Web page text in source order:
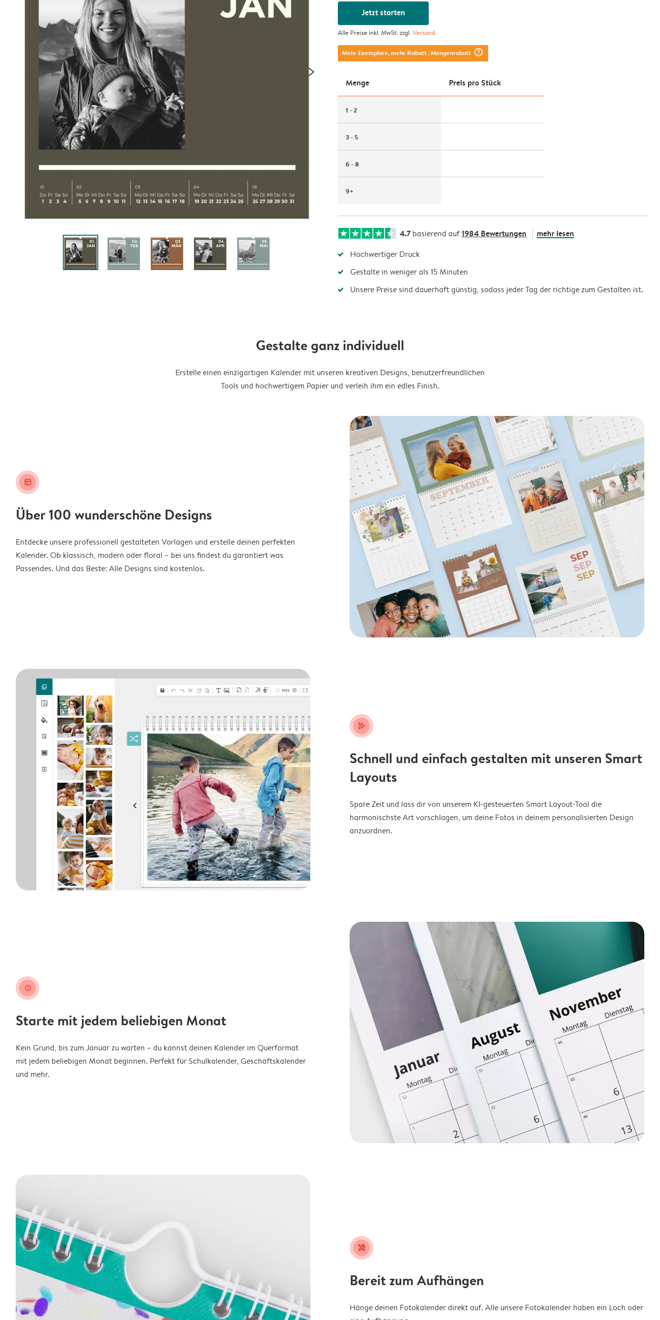
Jetzt starten
Alle Preise inkl. MwSt. zzgl.Versand
Mehr Exemplare, mehr Rabatt| Mengenrabatt question_mark_circle
Menge Preis pro Stück
1 - 2
3 - 5
6 - 8
9+
4.7 basierend auf1984 Bewertungen mehr lesen
Hochwertiger Druck
Gestalte in weniger als 15 Minuten
Unsere Preise sind dauerhaft günstig, sodass jeder Tag der richtige zum Gestalten ist.
Gestalte ganz individuell
Erstelle einen einzigartigen Kalender mit unseren kreativen Designs, benutzerfreundlichen
Tools und hochwertigem Papier und verleih ihm ein edles Finish.
layout_alt
Über 100 wunderschöne Designs
Entdecke unsere professionell gestalteten Vorlagen und erstelle deinen perfekten
Kalender. Ob klassisch, modern oder floral – bei uns findest du garantiert was
Passendes. Und das Beste: Alle Designs sind kostenlos.
stars_plus
Schnell und einfach gestalten mit unseren Smart
Layouts
Spare Zeit und lass dir von unserem KI-gesteuerten Smart Layout-Tool die
harmonischste Art vorschlagen, um deine Fotos in deinem personalisierten Design
anzuordnen.
clock
Starte mit jedem beliebigen Monat
Kein Grund, bis zum Januar zu warten – du kannst deinen Kalender im Querformat
mit jedem beliebigen Monat beginnen. Perfekt für Schulkalender, Geschäftskalender
und mehr.
tools
Bereit zum Aufhängen
Hänge deinen Fotokalender direkt auf. Alle unsere Fotokalender haben ein Loch oder